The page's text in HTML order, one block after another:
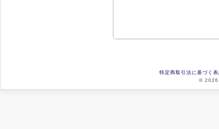
特定商取引法に基づく
© 2026